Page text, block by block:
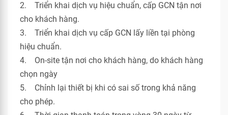
2. Triển khai dịch vụ hiệu chuẩn, cấp GCN tận nơi
cho khách hàng.
3. Triển khai dịch vụ cấp GCN lấy liền tại phòng
hiệu chuẩn.
4. On-site tận nơi cho khách hàng, do khách hàng
chọn ngày
5. Chỉnh lại thiết bị khi có sai số trong khả năng
cho phép.